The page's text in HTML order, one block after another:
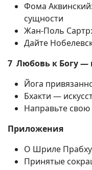
Фома
сущности
Жан-Поль
Дайте
7 Любовь к Богу —
Йога
Бхакти —
Направьте
Приложения
О Шриле
Принятые